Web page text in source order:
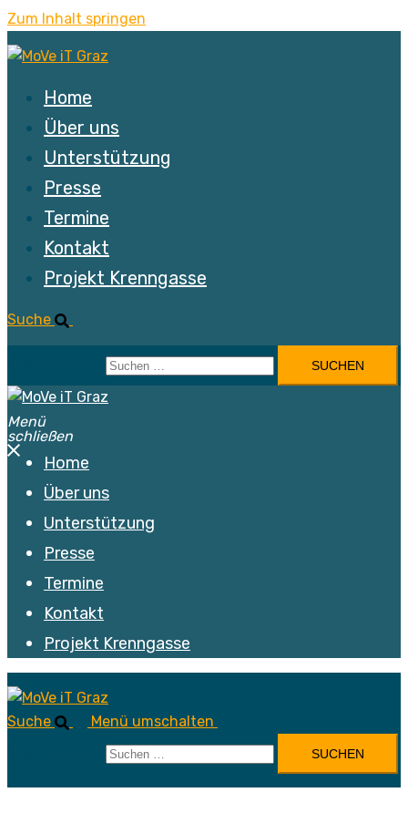
Zum Inhalt springen
Home
Über uns
Unterstützung
Presse
Termine
Kontakt
Projekt Krenngasse
Suche
Menü
schließen
Home
Über uns
Unterstützung
Presse
Termine
Kontakt
Projekt Krenngasse
Suche
Menü umschalten